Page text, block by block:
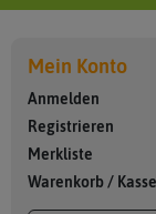
Mein Konto
Anmelden
Registrieren
Merkliste
Warenkorb / Kasse